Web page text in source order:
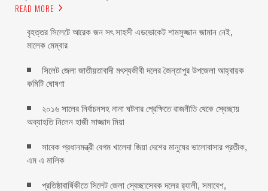
READ MORE
বৃহত্তর সিলেটে আরেক জন সৎ সাহসী এডভোকেট শামসুজ্জান জামান নেই,
মালেক মেম্বার ‎
সিলেট জেলা জাতীয়তাবাদী মৎস্যজীবী দলের জৈন্তাপুর উপজেলা আহ্বায়ক
কমিটি ঘোষণা
২০১৬ সালের নির্বাচনসহ নানা ঘটনার প্রেক্ষিতে রাজনীতি থেকে স্বেচ্ছায়
অব্যাহতি নিলেন হাজী সাজ্জাদ মিয়া
সাবেক প্রধানমন্ত্রী বেগম খালেদা জিয়া দেশের মানুষের ভালোবাসার প্রতীক,
এম এ মালিক
প্রতিষ্ঠাবার্ষিকীতে সিলেট জেলা স্বেচ্ছাসেবক দলের র‌্যালী, সমাবেশ,